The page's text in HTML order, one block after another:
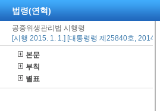
법령(연혁)
공중위생관리법 시행령
[시행 2015. 1. 1.] [대통령령 제25840호, 2014.
본문
부칙
별표